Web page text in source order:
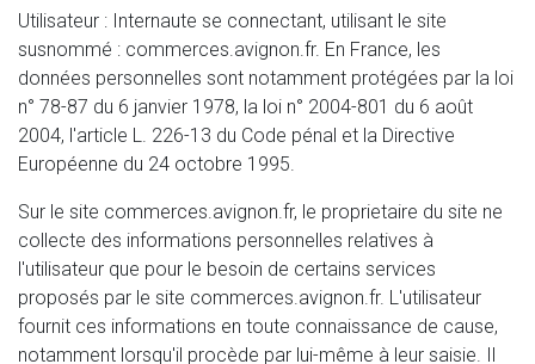
Utilisateur : Internaute se connectant, utilisant le site
susnommé : commerces.avignon.fr. En France, les
données personnelles sont notamment protégées par la loi
n° 78-87 du 6 janvier 1978, la loi n° 2004-801 du 6 août
2004, l'article L. 226-13 du Code pénal et la Directive
Européenne du 24 octobre 1995.
Sur le site commerces.avignon.fr, le proprietaire du site ne
collecte des informations personnelles relatives à
l'utilisateur que pour le besoin de certains services
proposés par le site commerces.avignon.fr. L'utilisateur
fournit ces informations en toute connaissance de cause,
notamment lorsqu'il procède par lui-même à leur saisie. Il